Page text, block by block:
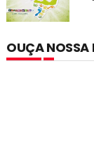
OUÇA NOSSA